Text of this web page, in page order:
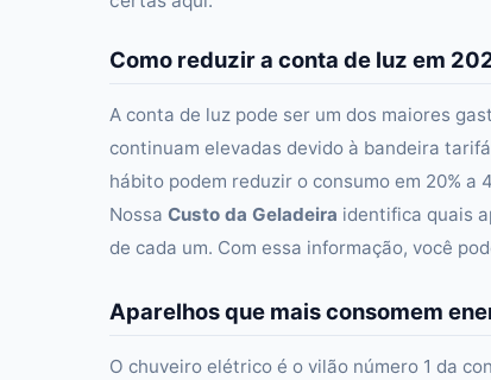
Como reduzir a conta de luz em
A conta de luz pode ser um dos maiores
continuam elevadas devido à bandeira
hábito podem reduzir o consumo em 20% a
Nossa Custo da Geladeira identifica quais
de cada um. Com essa informação, você
Aparelhos que mais consomem
O chuveiro elétrico é o vilão número 1 da